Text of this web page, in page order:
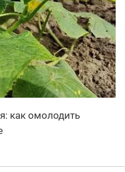
как омолодить